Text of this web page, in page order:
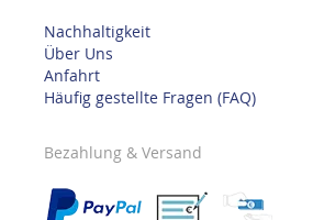
Nachhaltigkeit
Über Uns
Anfahrt
Häufig gestellte Fragen (FAQ)
Bezahlung & Versand